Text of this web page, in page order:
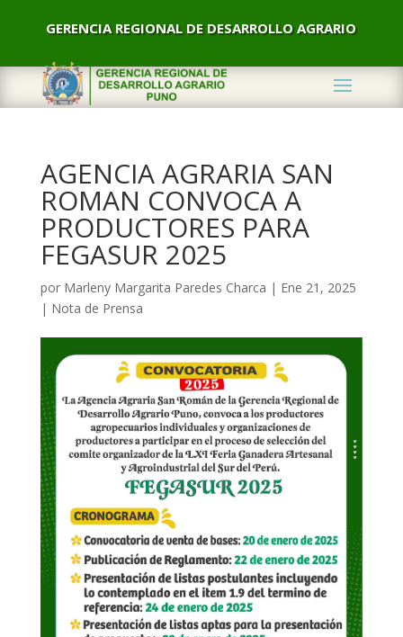
GERENCIA REGIONAL DE DESARROLLO AGRARIO
AGENCIA AGRARIA SAN
ROMAN CONVOCA A
PRODUCTORES PARA
FEGASUR 2025
por Marleny Margarita Paredes Charca | Ene 21, 2025
| Nota de Prensa